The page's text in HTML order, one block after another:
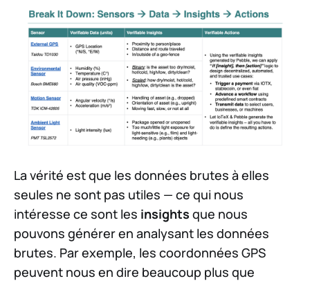
La vérité est que les données brutes à elles
seules ne sont pas utiles — ce qui nous
intéresse ce sont les insights que nous
pouvons générer en analysant les données
brutes. Par exemple, les coordonnées GPS
peuvent nous en dire beaucoup plus que